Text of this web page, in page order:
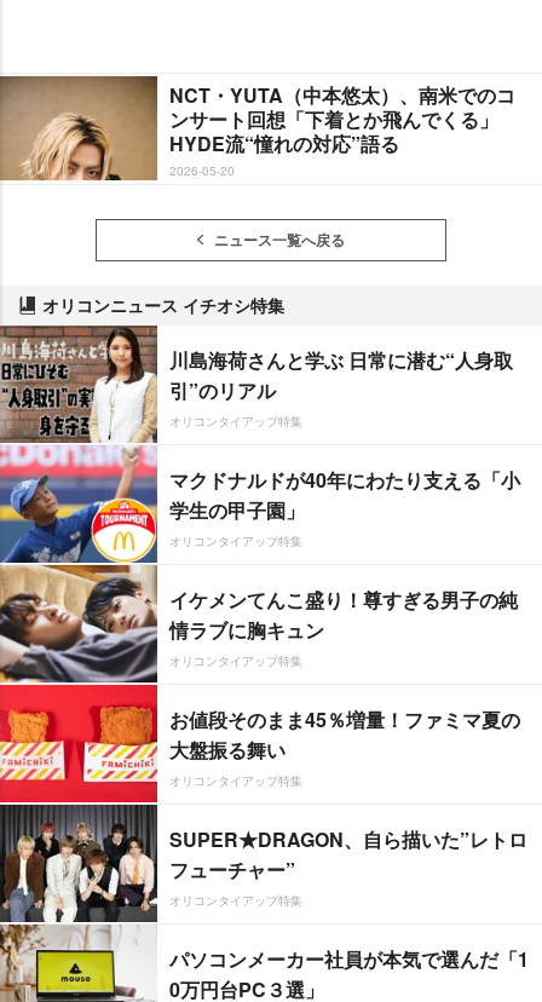
NCT・YUTA（中本悠太）、南米でのコ
ンサート回想「下着とか飛んでくる」
HYDE流“憧れの対応”語る
2026-05-20
ニュース一覧へ戻る
オリコンニュース イチオシ特集
川島海荷さんと学ぶ 日常に潜む“人身取
引”のリアル
オリコンタイアップ特集
マクドナルドが40年にわたり支える「小
学生の甲子園」
オリコンタイアップ特集
イケメンてんこ盛り！尊すぎる男子の純
情ラブに胸キュン
オリコンタイアップ特集
お値段そのまま45％増量！ファミマ夏の
大盤振る舞い
オリコンタイアップ特集
SUPER★DRAGON、自ら描いた”レトロ
フューチャー”
オリコンタイアップ特集
パソコンメーカー社員が本気で選んだ「1
0万円台PC３選」